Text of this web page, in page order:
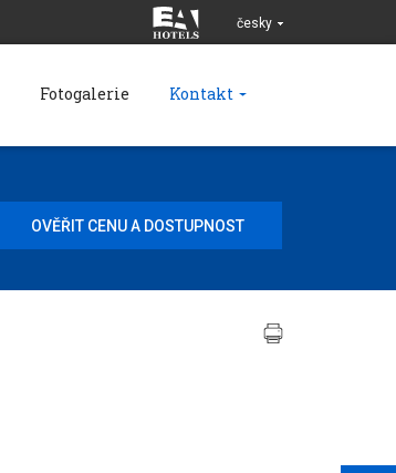
česky
Fotogalerie Kontakt